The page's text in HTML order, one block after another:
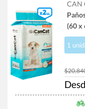
CAN
(60 x
1